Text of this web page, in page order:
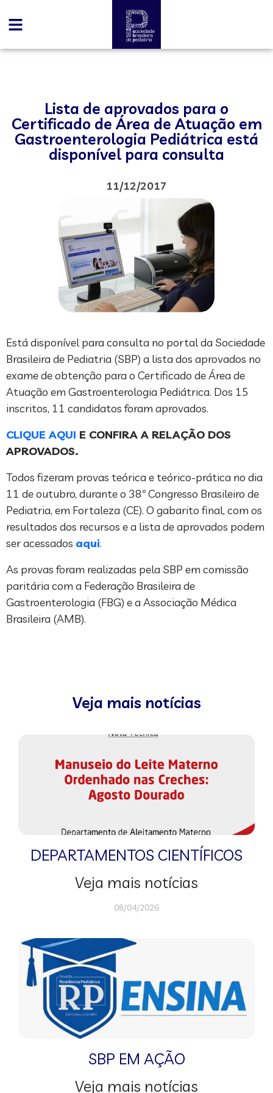
Lista de aprovados para o
Certificado de Área de Atuação em
Gastroenterologia Pediátrica está
disponível para consulta
11/12/2017
Está disponível para consulta no portal da Sociedade
Brasileira de Pediatria (SBP) a lista dos aprovados no
exame de obtenção para o Certificado de Área de
Atuação em Gastroenterologia Pediátrica. Dos 15
inscritos, 11 candidatos foram aprovados.
CLIQUE AQUI E CONFIRA A RELAÇÃO DOS
APROVADOS.
Todos fizeram provas teórica e teórico-prática no dia
11 de outubro, durante o 38º Congresso Brasileiro de
Pediatria, em Fortaleza (CE). O gabarito final, com os
resultados dos recursos e a lista de aprovados podem
ser acessados aqui.
As provas foram realizadas pela SBP em comissão
paritária com a Federação Brasileira de
Gastroenterologia (FBG) e a Associação Médica
Brasileira (AMB).
Veja mais notícias
DEPARTAMENTOS CIENTÍFICOS
Veja mais notícias
08/04/2026
SBP EM AÇÃO
Veja mais notícias